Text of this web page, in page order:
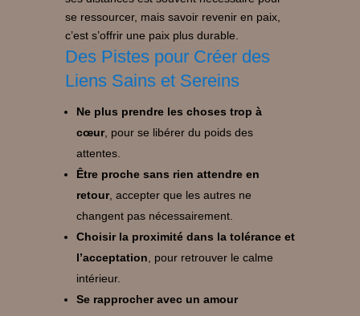
se ressourcer, mais savoir revenir en paix,
c’est s’offrir une paix plus durable.
Des Pistes pour Créer des
Liens Sains et Sereins
Ne plus prendre les choses trop à
cœur, pour se libérer du poids des
attentes.
Être proche sans rien attendre en
retour, accepter que les autres ne
changent pas nécessairement.
Choisir la proximité dans la tolérance et
l’acceptation , pour retrouver le calme
intérieur.
Se rapprocher avec un amour